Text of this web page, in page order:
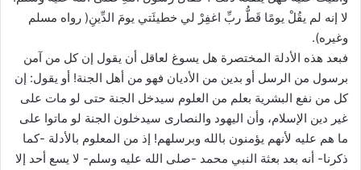
لا إنه لم يقُلْ يومًا قَطُّ ربِّ اغفِرْ لي خطيئَتي يومَ الدِّينِ( رواه مسلم
وغيره).
فبعد هذه الأدلة المختصرة هل يسوغ لعاقل أن يقول إن كل من آمن
برسول من الرسل أو بدين من الأديان فهو من أهل الجنة! أو يقول: إن
كل من نفع البشرية بعلم من العلوم سيدخل الجنة حتى لو مات على
غير دين الإسلام، وأن اليهود والنصارى سيدخلون الجنة لو ماتوا على
ما هم عليه لأنهم يؤمنون بالله وبرسلهم! إذ من المعلوم بالأدلة -كما
ذكرنا- أنه بعد بعثة النبي محمد -صلى الله عليه وسلم- لا يسع أحد إلا